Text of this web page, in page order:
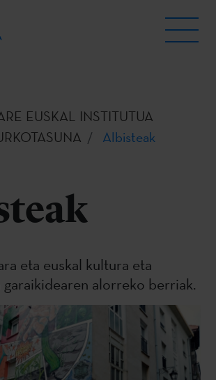
EUSKAL INSTITUTUA
Albisteak
eta euskal kultura eta
alorreko berriak.